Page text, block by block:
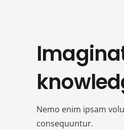
Nemo enim ipsam
consequuntur.